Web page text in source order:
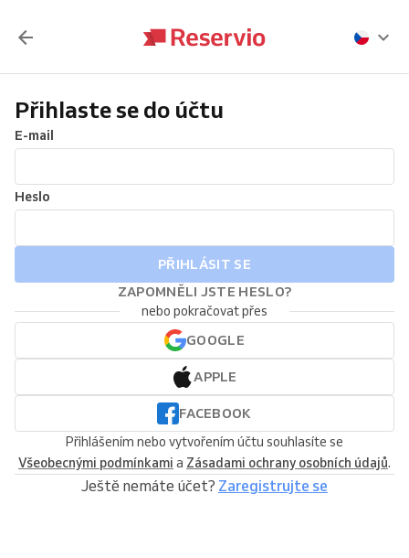
Přihlaste se do účtu
E-mail
Heslo
PŘIHLÁSIT SE
ZAPOMNĚLI JSTE HESLO?
nebo pokračovat přes
GOOGLE
APPLE
FACEBOOK
Přihlášením nebo vytvořením účtu souhlasíte se
Všeobecnými podmínkami a Zásadami ochrany osobních údajů.
Ještě nemáte účet? Zaregistrujte se